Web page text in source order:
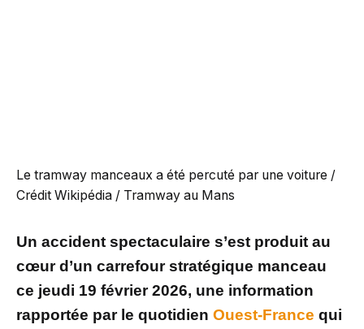
Le tramway manceaux a été percuté par une voiture /
Crédit Wikipédia / Tramway au Mans
Un accident spectaculaire s’est produit au
cœur d’un carrefour stratégique manceau
ce jeudi 19 février 2026, une information
rapportée par le quotidien Ouest-France qui